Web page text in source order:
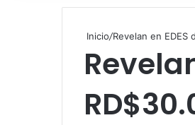
Inicio/Revelan en EDES